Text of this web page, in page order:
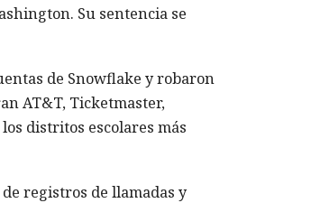
Su sentencia se
de Snowflake y robaron
AT&T, Ticketmaster,
distritos escolares más
registros de llamadas y